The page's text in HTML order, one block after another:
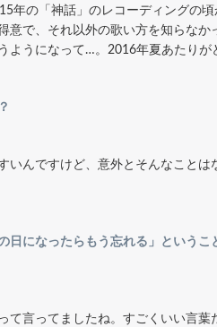
年の「神話」のレコーディングの
意で、それ以外の歌い方を知らな
ようになって…。2016年夏あたりが
？
いんですけど、意外とそんなこと
日になったらもう忘れる」という
て言ってましたね。すごくいい言葉